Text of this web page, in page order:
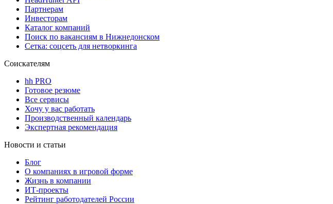
Партнерам
Инвесторам
Каталог компаний
Поиск по вакансиям в Нижнедонском
Сетка: соцсеть для нетворкинга
Соискателям
hh PRO
Готовое резюме
Все сервисы
Хочу у вас работать
Производственный календарь
Экспертная рекомендация
Новости и статьи
Блог
О компаниях в игровой форме
Жизнь в компании
ИТ-проекты
Рейтинг работодателей России